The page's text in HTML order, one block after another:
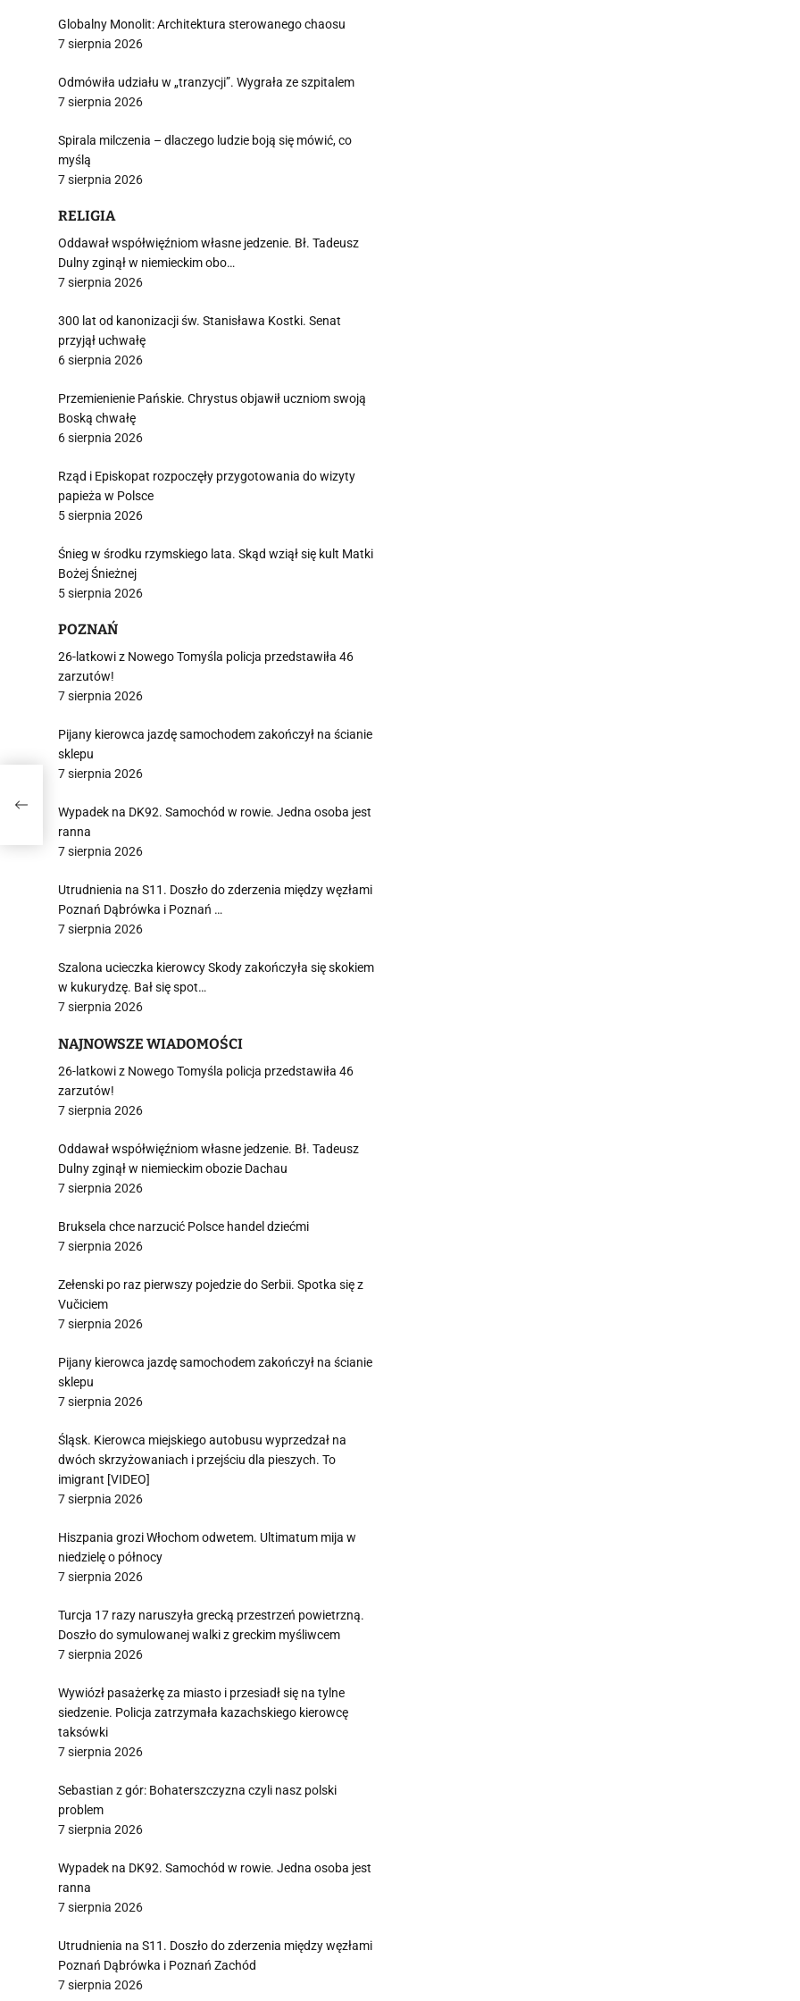
Globalny Monolit: Architektura sterowanego chaosu
7 sierpnia 2026
Odmówiła udziału w „tranzycji”. Wygrała ze szpitalem
7 sierpnia 2026
Spirala milczenia – dlaczego ludzie boją się mówić, co
myślą
7 sierpnia 2026
RELIGIA
Oddawał współwięźniom własne jedzenie. Bł. Tadeusz
Dulny zginął w niemieckim obo…
7 sierpnia 2026
300 lat od kanonizacji św. Stanisława Kostki. Senat
przyjął uchwałę
6 sierpnia 2026
Przemienienie Pańskie. Chrystus objawił uczniom swoją
Boską chwałę
6 sierpnia 2026
Rząd i Episkopat rozpoczęły przygotowania do wizyty
papieża w Polsce
5 sierpnia 2026
Śnieg w środku rzymskiego lata. Skąd wziął się kult Matki
Bożej Śnieżnej
5 sierpnia 2026
POZNAŃ
26-latkowi z Nowego Tomyśla policja przedstawiła 46
zarzutów!
7 sierpnia 2026
Pijany kierowca jazdę samochodem zakończył na ścianie
sklepu
7 sierpnia 2026
Wypadek na DK92. Samochód w rowie. Jedna osoba jest
ranna
7 sierpnia 2026
Utrudnienia na S11. Doszło do zderzenia między węzłami
Poznań Dąbrówka i Poznań …
7 sierpnia 2026
Szalona ucieczka kierowcy Skody zakończyła się skokiem
w kukurydzę. Bał się spot…
7 sierpnia 2026
NAJNOWSZE WIADOMOŚCI
26-latkowi z Nowego Tomyśla policja przedstawiła 46
zarzutów!
7 sierpnia 2026
Oddawał współwięźniom własne jedzenie. Bł. Tadeusz
Dulny zginął w niemieckim obozie Dachau
7 sierpnia 2026
Bruksela chce narzucić Polsce handel dziećmi
7 sierpnia 2026
Zełenski po raz pierwszy pojedzie do Serbii. Spotka się z
Vučiciem
7 sierpnia 2026
Pijany kierowca jazdę samochodem zakończył na ścianie
sklepu
7 sierpnia 2026
Śląsk. Kierowca miejskiego autobusu wyprzedzał na
dwóch skrzyżowaniach i przejściu dla pieszych. To
imigrant [VIDEO]
7 sierpnia 2026
Hiszpania grozi Włochom odwetem. Ultimatum mija w
niedzielę o północy
7 sierpnia 2026
Turcja 17 razy naruszyła grecką przestrzeń powietrzną.
Doszło do symulowanej walki z greckim myśliwcem
7 sierpnia 2026
Wywiózł pasażerkę za miasto i przesiadł się na tylne
siedzenie. Policja zatrzymała kazachskiego kierowcę
taksówki
7 sierpnia 2026
Sebastian z gór: Bohaterszczyzna czyli nasz polski
problem
7 sierpnia 2026
Wypadek na DK92. Samochód w rowie. Jedna osoba jest
ranna
7 sierpnia 2026
Utrudnienia na S11. Doszło do zderzenia między węzłami
Poznań Dąbrówka i Poznań Zachód
7 sierpnia 2026